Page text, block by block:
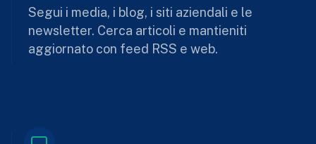
Segui i media, i blog, i siti aziendali e le
newsletter. Cerca articoli e mantieniti
aggiornato con feed RSS e web.